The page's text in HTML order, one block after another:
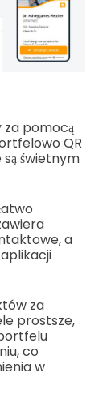
za pomocą
QR
świetnym
a
za
prostsze,
co
w